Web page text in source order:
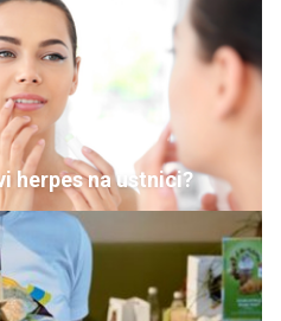
herpes na ustnici?